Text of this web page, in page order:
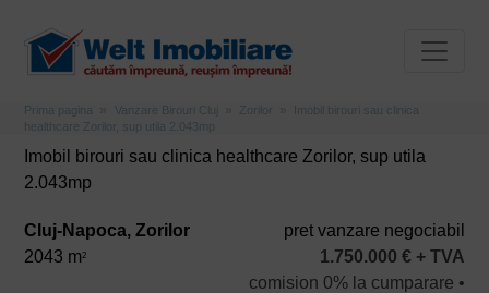
Prima pagina Vanzare Birouri Cluj Zorilor
Imobil birouri sau clinica
healthcare Zorilor, sup utila 2.043mp
Imobil birouri sau clinica healthcare Zorilor, sup utila
2.043mp
Cluj-Napoca, Zorilor
2043 m2
pret vanzare negociabil
1.750.000 € + TVA
comision 0% la cumparare •